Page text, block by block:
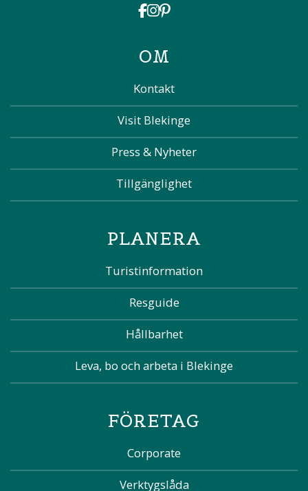
OM
Kontakt
Visit Blekinge
Press & Nyheter
Tillgänglighet
PLANERA
Turistinformation
Resguide
Hållbarhet
Leva, bo och arbeta i Blekinge
FÖRETAG
Corporate
Verktygslåda